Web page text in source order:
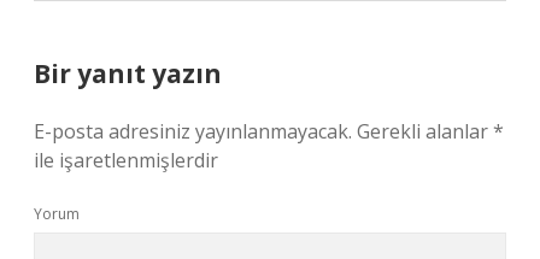
Bir yanıt yazın
E-posta adresiniz yayınlanmayacak. Gerekli alanlar*
ile işaretlenmişlerdir
Yorum